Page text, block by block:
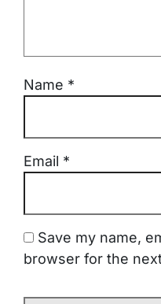
Name *
Email *
Save my name,
browser for the